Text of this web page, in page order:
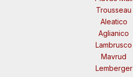
Trousseau
Aleatico
Aglianico
Lambrusco
Mavrud
Lemberger